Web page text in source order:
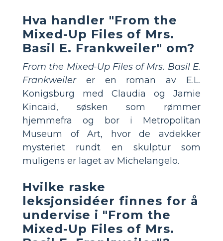
Hva handler "From the
Mixed-Up Files of Mrs.
Basil E. Frankweiler" om?
From the Mixed-Up Files of Mrs. Basil E.
Frankweilerer en roman av E.L.
Konigsburg med Claudia og Jamie
Kincaid, søsken som rømmer
hjemmefra og bor i Metropolitan
Museum of Art, hvor de avdekker
mysteriet rundt en skulptur som
muligens er laget av Michelangelo.
Hvilke raske
leksjonsidéer finnes for å
undervise i "From the
Mixed-Up Files of Mrs.